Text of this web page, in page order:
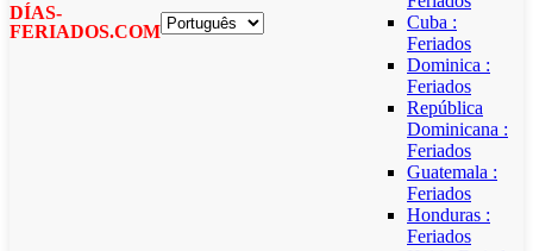
DÍAS-
FERIADOS.COM
Cuba :
Feriados
Dominica :
Feriados
República
Dominicana :
Feriados
Guatemala :
Feriados
Honduras :
Feriados